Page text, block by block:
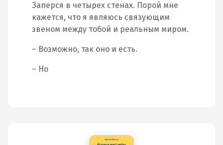
Заперся в четырех стенах. Порой мне
кажется, что я являюсь связующим
звеном между тобой и реальным миром.
– Возможно, так оно и есть.
– Но